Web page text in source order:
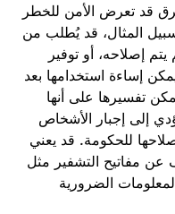
قد تعرض الأمن للخطر
المثال، قد يُطلب من
إصلاحه، أو توفير
إساءة استخدامها بعد
تفسيرها على أنها
إلى إجبار الأشخاص
للحكومة. قد يعني
مفاتيح التشفير مثل
الضرورية